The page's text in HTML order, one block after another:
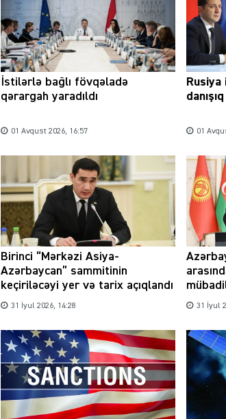
İstilərlə bağlı fövqəladə
qərargah yaradıldı
01 Avqust 2026, 16:57
Rusiya
01
Birinci “Mərkəzi Asiya-
Azərbaycan” sammitinin
keçiriləcəyi yer və tarix açıqlandı
31 İyul 2026, 14:28 31 İyul
Şəhərsalma ili
nəzarət
01 İyun 2026, 11:28